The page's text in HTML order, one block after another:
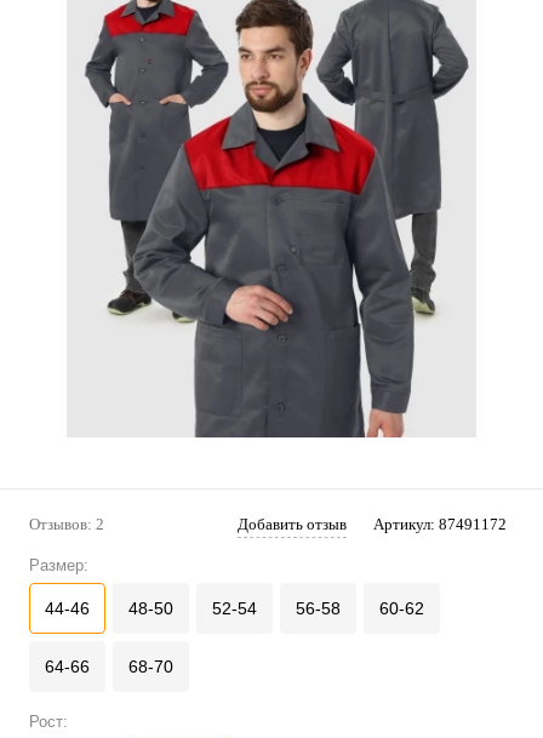
Отзывов: 2 Добавить отзыв Артикул: 87491172
Размер:
44-46 48-50 52-54 56-58 60-62
64-66 68-70
Рост: